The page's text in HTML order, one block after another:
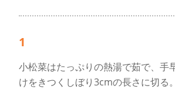
1
小松菜はたっぷりの熱湯で茹で、手
けをきつくしぼり3cmの長さに切る。